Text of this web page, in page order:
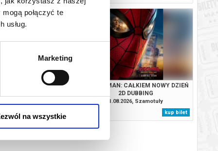
połączyć te
usług.
Marketing
na wszystkie
I DINOZAURY
kup bilet
SPIDER-MAN: CAŁKIEM NOWY DZIEŃ
2D DUBBING
11.08.2026, Szamotuły
kup bilet